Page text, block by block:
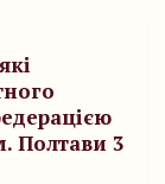
Полтави 3